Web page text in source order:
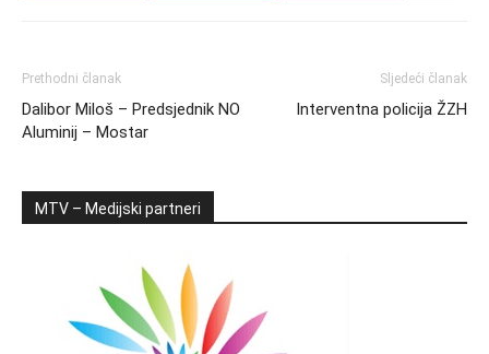
Prethodni članak
Dalibor Miloš – Predsjednik NO
Aluminij – Mostar
Sljedeći članak
Interventna policija ŽZH
MTV – Medijski partneri